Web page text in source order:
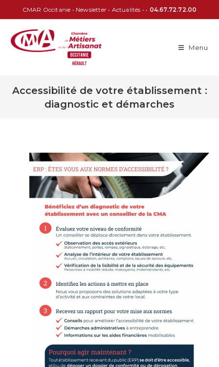
CMAR Occitanie • Newsletter • Actualités • • 04.67.72.72.00
Menu
Accessibilité de votre établissement :
diagnostic et démarches